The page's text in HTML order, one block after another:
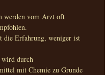
werden vom Arzt oft
die Erfahrung, weniger ist
durch
mit Chemie zu Grunde